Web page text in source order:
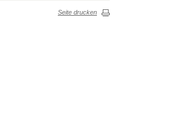
Seite drucken